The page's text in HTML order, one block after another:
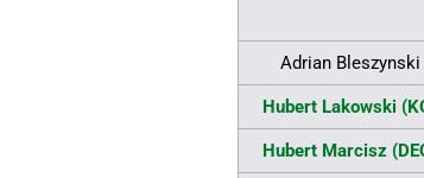
Adrian Bleszynski
Hubert Lakowski
Hubert Marcisz